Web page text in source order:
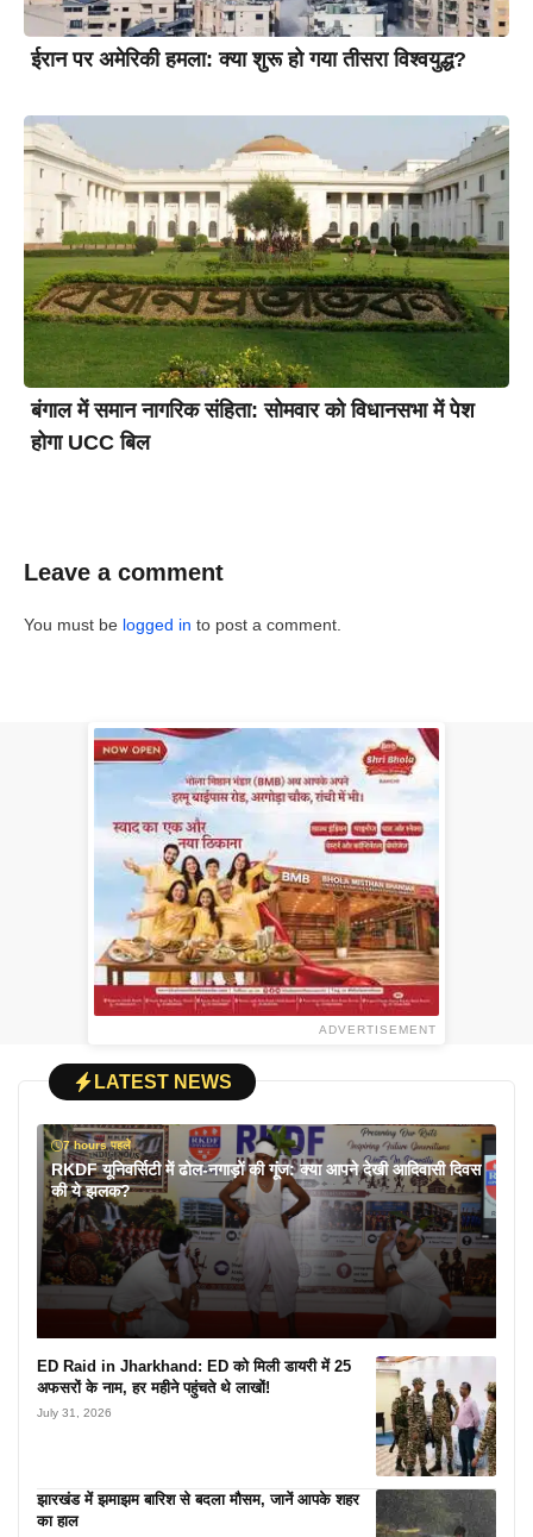
ईरान पर अमेरिकी हमला: क्या शुरू हो गया तीसरा विश्वयुद्ध?
बंगाल में समान नागरिक संहिता: सोमवार को विधानसभा में पेश
होगा UCC बिल
Leave a comment
You must be logged in to post a comment.
ADVERTISEMENT
LATEST NEWS
7 hours पहले
RKDF यूनिवर्सिटी में ढोल-नगाड़ों की गूंज: क्या आपने देखी आदिवासी दिवस
की ये झलक?
ED Raid in Jharkhand: ED को मिली डायरी में 25
अफसरों के नाम, हर महीने पहुंचते थे लाखों!
July 31, 2026
झारखंड में झमाझम बारिश से बदला मौसम, जानें आपके शहर
का हाल